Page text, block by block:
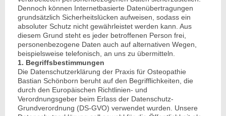
Dennoch können Internetbasierte Datenübertragungen
grundsätzlich Sicherheitslücken aufweisen, sodass ein
absoluter Schutz nicht gewährleistet werden kann. Aus
diesem Grund steht es jeder betroffenen Person frei,
personenbezogene Daten auch auf alternativen Wegen,
beispielsweise telefonisch, an uns zu übermitteln.
1. Begriffsbestimmungen
Die Datenschutzerklärung der Praxis für Osteopathie
Bastian Schönborn beruht auf den Begrifflichkeiten, die
durch den Europäischen Richtlinien- und
Verordnungsgeber beim Erlass der Datenschutz-
Grundverordnung (DS-GVO) verwendet wurden. Unsere